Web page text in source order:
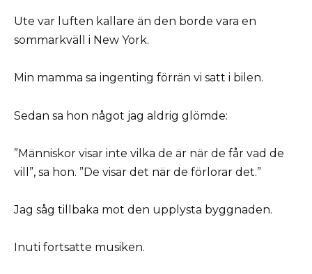
Ute var luften kallare än den borde vara en
sommarkväll i New York.
Min mamma sa ingenting förrän vi satt i bilen.
Sedan sa hon något jag aldrig glömde:
”Människor visar inte vilka de är när de får vad de
vill”, sa hon. ”De visar det när de förlorar det.”
Jag såg tillbaka mot den upplysta byggnaden.
Inuti fortsatte musiken.